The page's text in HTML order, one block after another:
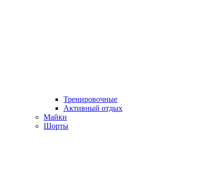
Тренировочные
Активный отдых
Майки
Шорты